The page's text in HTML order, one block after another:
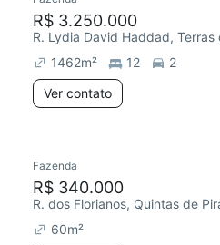
R$ 3.250.000
R. Lydia David Haddad, Terras
1462m² 12
2
Ver contato
Fazenda
R$ 340.000
R. dos Florianos, Quintas de
60m²